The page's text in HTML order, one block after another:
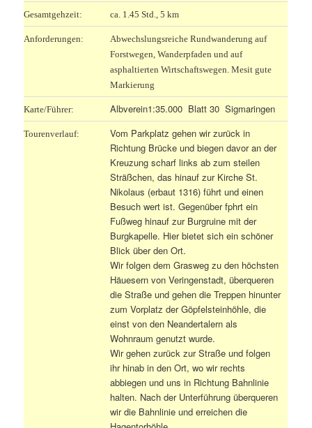
Gesamtgehzeit: ca. 1.45 Std., 5 km
Anforderungen:
Abwechslungsreiche Rundwanderung auf
Forstwegen, Wanderpfaden und auf
asphaltierten Wirtschaftswegen. Mesit gute
Markierung
Karte/Führer: Albverein1:35.000 Blatt 30 Sigmaringen
Tourenverlauf:
Vom Parkplatz gehen wir zurück in
Richtung Brücke und biegen davor an der
Kreuzung scharf links ab zum steilen
Sträßchen, das hinauf zur Kirche St.
Nikolaus (erbaut 1316) führt und einen
Besuch wert ist. Gegenüber fphrt ein
Fußweg hinauf zur Burgruine mit der
Burgkapelle. Hier bietet sich ein schöner
Blick über den Ort.
Wir folgen dem Grasweg zu den höchsten
Häuesern von Veringenstadt, überqueren
die Straße und gehen die Treppen hinunter
zum Vorplatz der Göpfelsteinhöhle, die
einst von den Neandertalern als
Wohnraum genutzt wurde.
Wir gehen zurück zur Straße und folgen
ihr hinab in den Ort, wo wir rechts
abbiegen und uns in Richtung Bahnlinie
halten. Nach der Unterführung überqueren
wir die Bahnlinie und erreichen die